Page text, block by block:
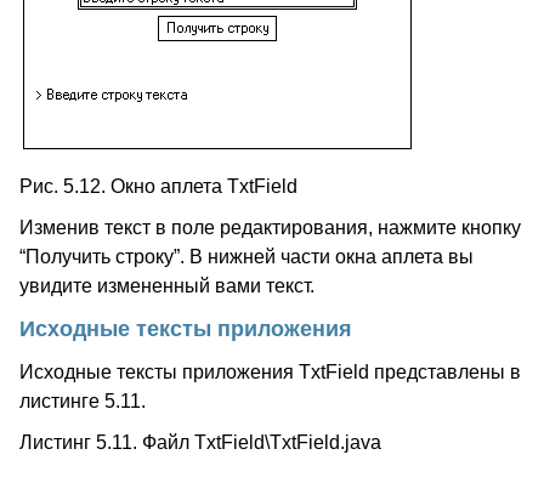
Рис. 5.12. Окно аплета TxtField
Изменив текст в поле редактирования, нажмите кнопку
“Получить строку”. В нижней части окна аплета вы
увидите измененный вами текст.
Исходные тексты приложения
Исходные тексты приложения TxtField представлены в
листинге 5.11.
Листинг 5.11. Файл TxtField\TxtField.java